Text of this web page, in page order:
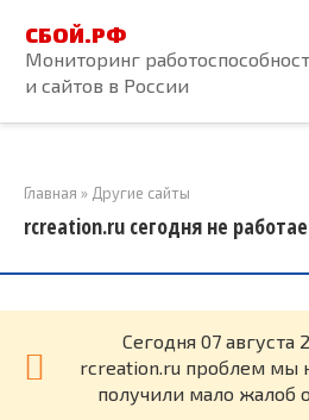
контенту
СБОЙ.РФ
Мониторинг
и сайтов в России
Главная » Другие сайты
rcreation.ru сегодня не
Cегодня 07 августа
rcreation.ru проблем мы
получили мало жалоб